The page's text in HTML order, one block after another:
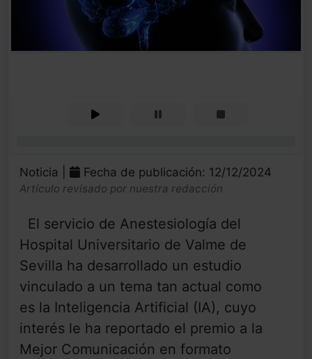
Noticia | Fecha de publicación: 12/12/2024
Artículo revisado por nuestra redacción
El servicio de Anestesiología del
Hospital Universitario de Valme de
Sevilla ha desarrollado un estudio
vinculado a un tema tan actual como
es la Inteligencia Artificial (IA), cuyo
interés le ha reportado el premio a la
Mejor Comunicación en formato